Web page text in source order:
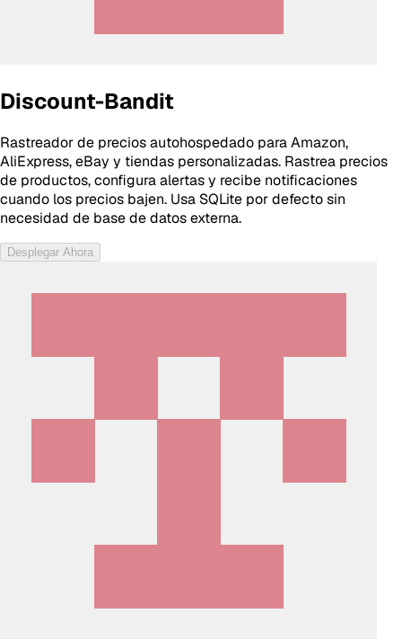
Discount-Bandit
Rastreador de precios autohospedado para Amazon,
AliExpress, eBay y tiendas personalizadas. Rastrea precios
de productos, configura alertas y recibe notificaciones
cuando los precios bajen. Usa SQLite por defecto sin
necesidad de base de datos externa.
Desplegar Ahora